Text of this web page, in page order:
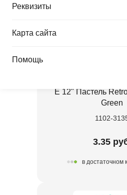
Реквизиты
Карта сайта
Помощь
Е 12" Пастель
Green
1102-
3.35
в достаточном